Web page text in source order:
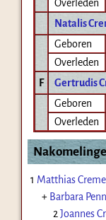
Overleden
Natalis
Geboren
Overleden
F
Gertrudis
Geboren
Overleden
1 Matthias
+ Barbara
2 Joannes